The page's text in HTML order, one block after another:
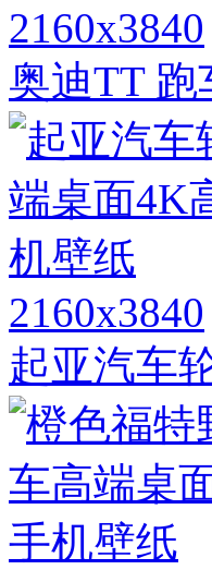
2160x3840
奥迪TT
2160x3840
起亚汽车